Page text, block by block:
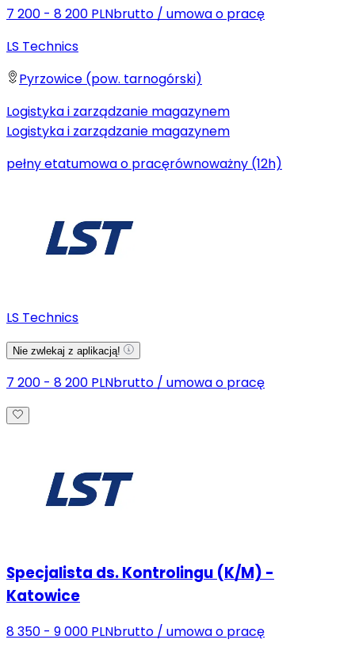
7 200 - 8 200 PLNbrutto / umowa o pracę
LS Technics
Pyrzowice (pow. tarnogórski)
Logistyka i zarządzanie magazynem
Logistyka i zarządzanie magazynem
pełny etatumowa o pracęrównoważny (12h)
LS Technics
Nie zwlekaj z aplikacją!
7 200 - 8 200 PLNbrutto / umowa o pracę
Specjalista ds. Kontrolingu (K/M) -
Katowice
8 350 - 9 000 PLNbrutto / umowa o pracę